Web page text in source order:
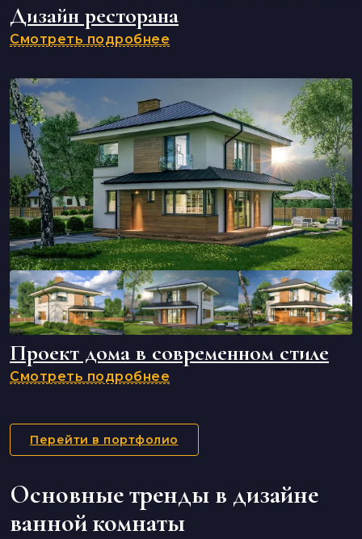
Дизайн ресторана
Смотреть подробнее
Проект дома в современном стиле
Смотреть подробнее
Перейти в портфолио
Основные тренды в дизайне
ванной комнаты